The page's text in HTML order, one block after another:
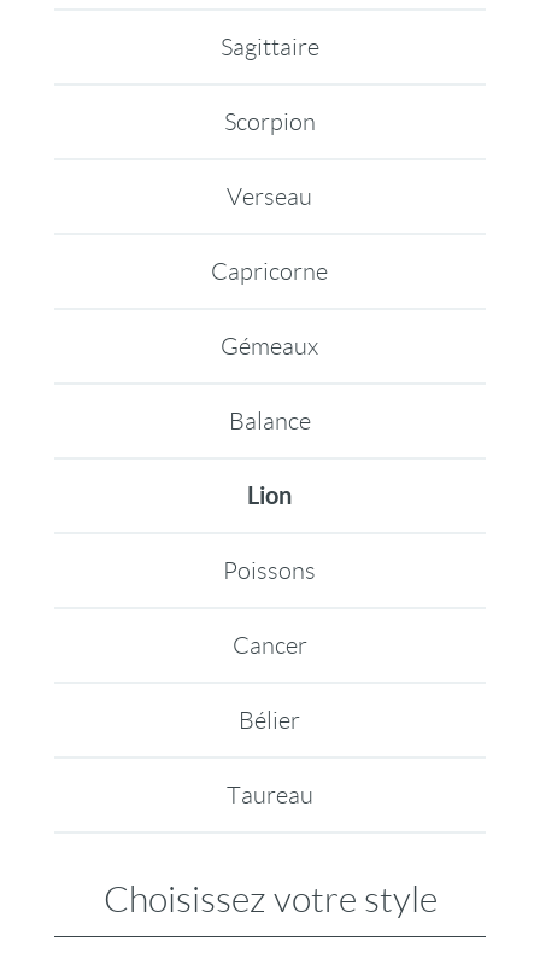
Sagittaire
Scorpion
Verseau
Capricorne
Gémeaux
Balance
Lion
Poissons
Cancer
Bélier
Taureau
Choisissez votre style